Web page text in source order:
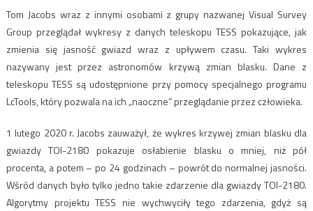
Tom Jacobs wraz z innymi osobami z grupy nazwanej Visual Survey
Group przeglądał wykresy z danych teleskopu TESS pokazujące, jak
zmienia się jasność gwiazd wraz z upływem czasu. Taki wykres
nazywany jest przez astronomów krzywą zmian blasku. Dane z
teleskopu TESS są udostępnione przy pomocy specjalnego programu
LcTools, który pozwala na ich „naoczne” przeglądanie przez człowieka.
1 lutego 2020 r. Jacobs zauważył, że wykres krzywej zmian blasku dla
gwiazdy TOI-2180 pokazuje osłabienie blasku o mniej, niż pół
procenta, a potem – po 24 godzinach – powrót do normalnej jasności.
Wśród danych było tylko jedno takie zdarzenie dla gwiazdy TOI-2180.
Algorytmy projektu TESS nie wychwyciły tego zdarzenia, gdyż są